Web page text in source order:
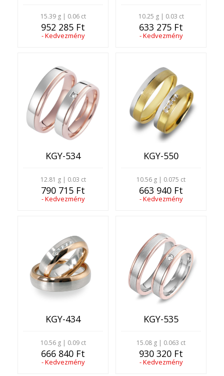
15.39 g | 0.06 ct
952 285 Ft
- Kedvezmény
10.25 g | 0.03 ct
633 275 Ft
- Kedvezmény
KGY-534
12.81 g | 0.03 ct
790 715 Ft
- Kedvezmény
KGY-550
10.56 g | 0.075 ct
663 940 Ft
- Kedvezmény
KGY-434
10.56 g | 0.09 ct
666 840 Ft
- Kedvezmény
KGY-535
15.08 g | 0.063 ct
930 320 Ft
- Kedvezmény